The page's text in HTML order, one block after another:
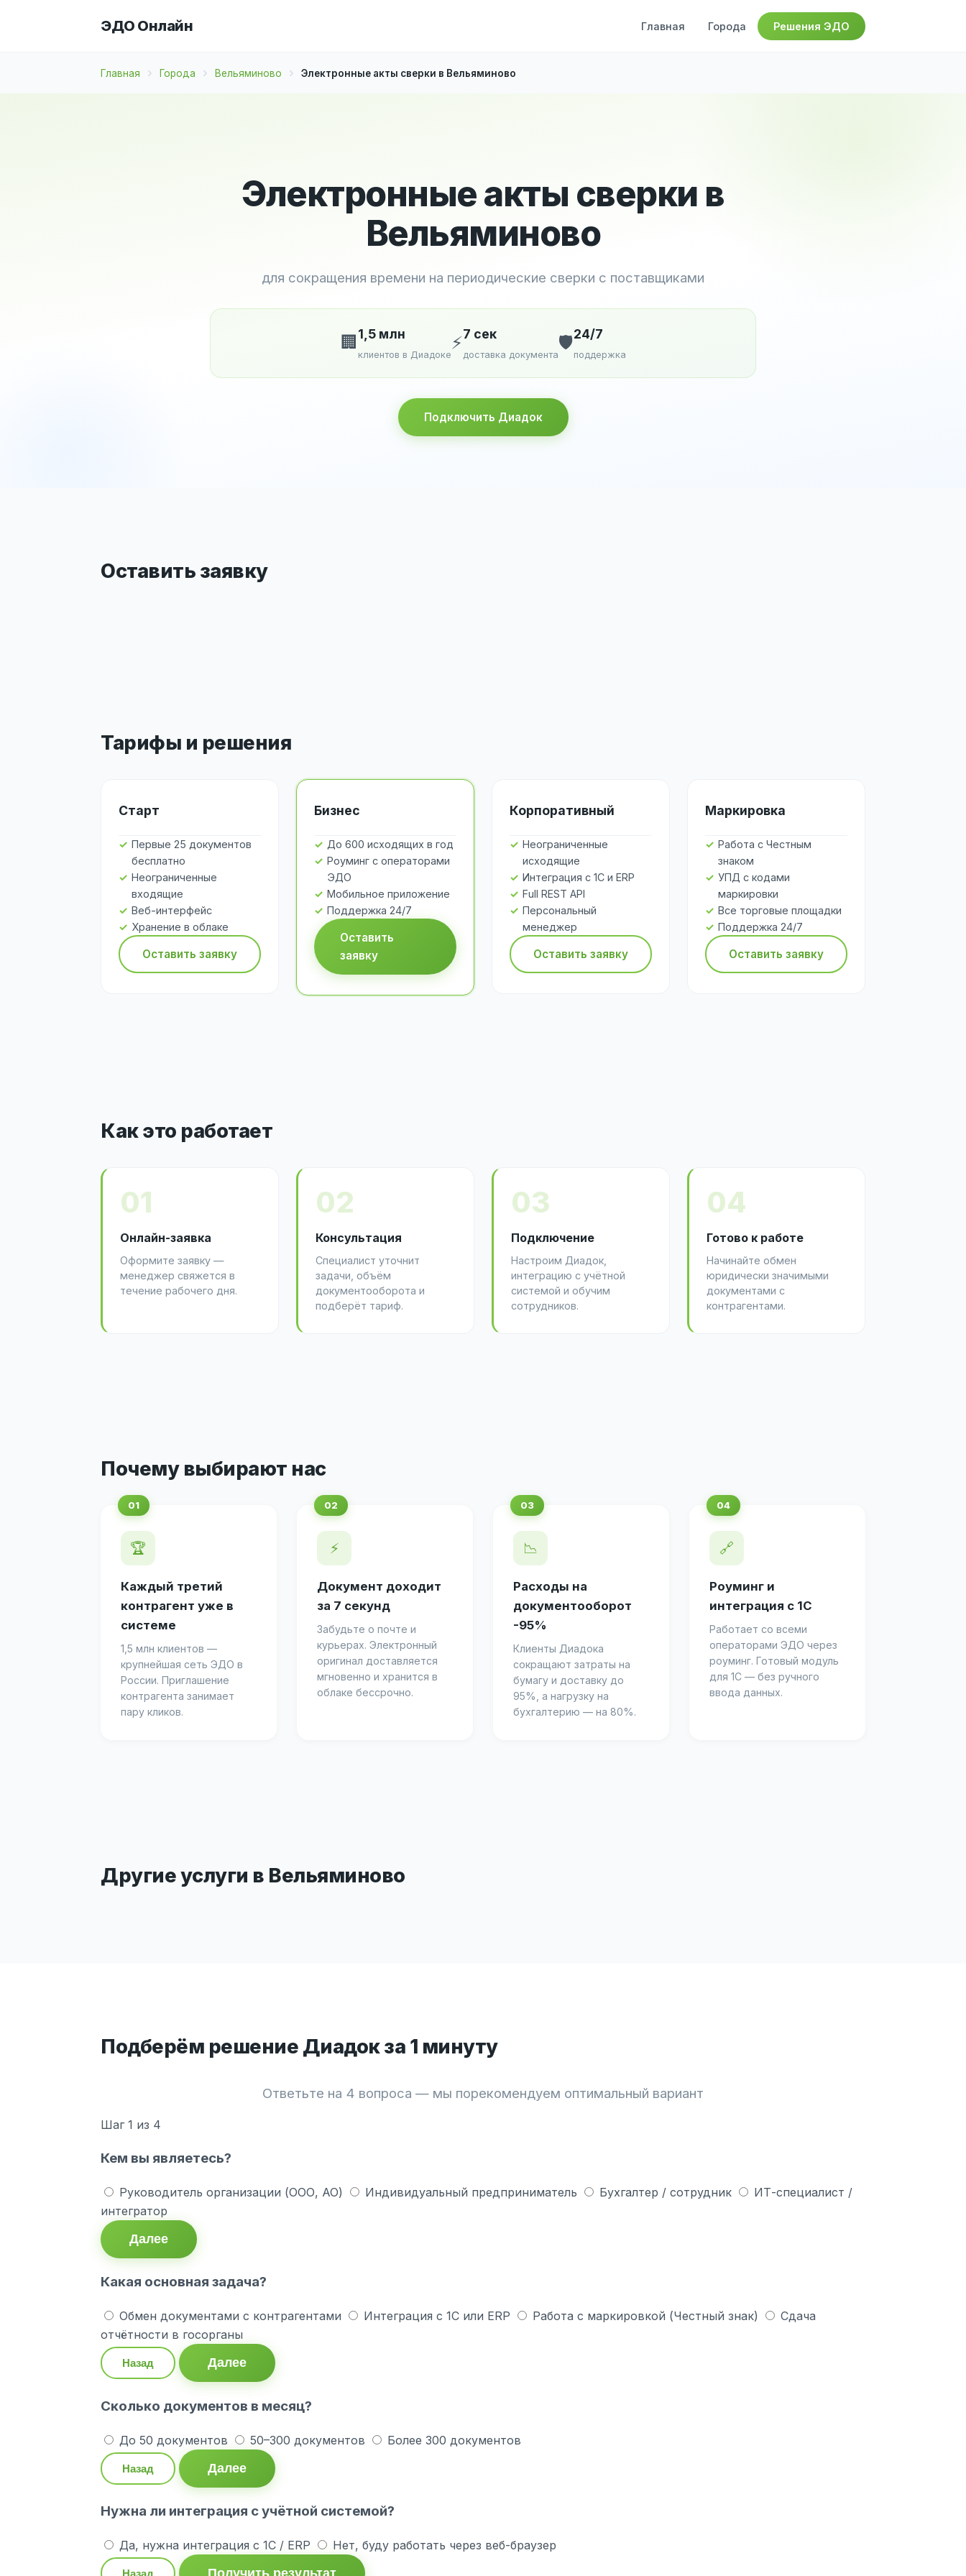
ЭДО Онлайн Главная Города Решения ЭДО
Главная Города Вельяминово Электронные акты сверки в Вельяминово
Электронные акты сверки в
Вельяминово
для сокращения времени на периодические сверки с поставщиками
🏢 1,5 млн
клиентов в Диадоке
⚡7 сек
доставка документа
🛡️24/7
поддержка
Подключить Диадок
Оставить заявку
Тарифы и решения
Старт
Первые 25 документов
бесплатно
Неограниченные
входящие
Веб-интерфейс
Хранение в облаке
Оставить заявку
Бизнес
До 600 исходящих в год
Роуминг с операторами
ЭДО
Мобильное приложение
Поддержка 24/7
Оставить
заявку
Корпоративный
Неограниченные
исходящие
Интеграция с 1С и ERP
Full REST API
Персональный
менеджер
Оставить заявку
Маркировка
Работа с Честным
знаком
УПД с кодами
маркировки
Все торговые площадки
Поддержка 24/7
Оставить заявку
Как это работает
01
Онлайн-заявка
Оформите заявку —
менеджер свяжется в
течение рабочего дня.
02
Консультация
Специалист уточнит
задачи, объём
документооборота и
подберёт тариф.
03
Подключение
Настроим Диадок,
интеграцию с учётной
системой и обучим
сотрудников.
04
Готово к работе
Начинайте обмен
юридически значимыми
документами с
контрагентами.
Почему выбирают нас
🏆
Каждый третий
контрагент уже в
системе
1,5 млн клиентов —
крупнейшая сеть ЭДО в
России. Приглашение
контрагента занимает
пару кликов.
⚡
Документ доходит
за 7 секунд
Забудьте о почте и
курьерах. Электронный
оригинал доставляется
мгновенно и хранится в
облаке бессрочно.
📉
Расходы на
документооборот
-95%
Клиенты Диадока
сокращают затраты на
бумагу и доставку до
95%, а нагрузку на
бухгалтерию — на 80%.
🔗
Роуминг и
интеграция с 1С
Работает со всеми
операторами ЭДО через
роуминг. Готовый модуль
для 1С — без ручного
ввода данных.
Другие услуги в Вельяминово
Подберём решение Диадок за 1 минуту
Ответьте на 4 вопроса — мы порекомендуем оптимальный вариант
Шаг 1 из 4
Кем вы являетесь?
Руководитель организации (ООО, АО) Индивидуальный предприниматель Бухгалтер / сотрудник
ИТ-специалист /
интегратор
Далее
Какая основная задача?
Обмен документами с контрагентами Интеграция с 1С или ERP Работа с маркировкой (Честный знак)
Сдача
отчётности в госорганы
Назад Далее
Сколько документов в месяц?
До 50 документов 50–300 документов Более 300 документов
Назад Далее
Нужна ли интеграция с учётной системой?
Да, нужна интеграция с 1С / ERP Нет, буду работать через веб-браузер
Назад Получить результат